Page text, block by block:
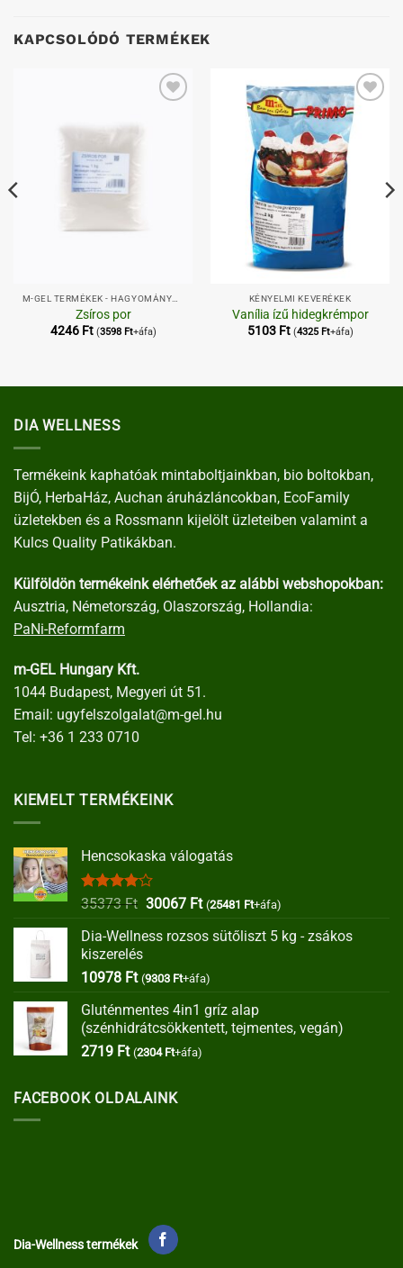
KAPCSOLÓDÓ TERMÉKEK
Zsíros por
4246 Ft (3598 Ft+áfa)
Kedvenceimhez
KÉNYELMI KEVERÉKEK
Vanília ízű hidegkrémpor
5103 Ft (4325 Ft+áfa)
DIA WELLNESS
Termékeink kaphatóak mintaboltjainkban, bio boltokban,
BijÓ, HerbaHáz, Auchan áruházláncokban, EcoFamily
üzletekben és a Rossmann kijelölt üzleteiben valamint a
Kulcs Quality Patikákban.
Külföldön termékeink elérhetőek az alábbi webshopokban:
Ausztria, Németország, Olaszország, Hollandia:
PaNi-Reformfarm
m-GEL Hungary Kft.
1044 Budapest, Megyeri út 51.
Email: ugyfelszolgalat@m-gel.hu
Tel: +36 1 233 0710
KIEMELT TERMÉKEINK
Hencsokaska válogatás
Értékelés:
35373Ft Original
was:
30067 FtCurrent
is:
(25481 Ft+áfa)
Dia-Wellness rozsos sütőliszt 5 kg - zsákos
kiszerelés
10978 Ft (9303 Ft+áfa)
Gluténmentes 4in1 gríz alap
(szénhidrátcsökkentett, tejmentes, vegán)
2719 Ft (2304 Ft+áfa)
FACEBOOK OLDALAINK
Dia-Wellness termékek